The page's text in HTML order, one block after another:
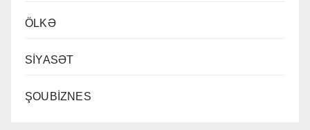
ÖLKƏ
SİYASƏT
ŞOUBİZNES